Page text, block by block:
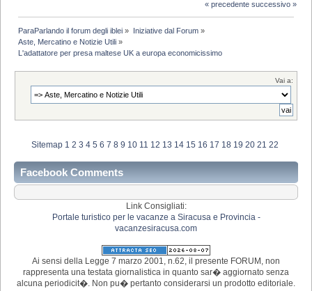
« precedente successivo »
ParaParlando il forum degli iblei » Iniziative dal Forum»
Aste, Mercatino e Notizie Utili »
L'adattatore per presa maltese UK a europa economicissimo
Vai a:
Sitemap 1 2 3 4 5 6 7 8 9 10 11 12 13 14 15 16 17 18 19 20 21 22
Facebook Comments
Link Consigliati:
Portale turistico per le vacanze a Siracusa e Provincia -
vacanzesiracusa.com
Ai sensi della Legge 7 marzo 2001, n.62, il presente FORUM, non
rappresenta una testata giornalistica in quanto sar� aggiornato senza
alcuna periodicit�. Non pu� pertanto considerarsi un prodotto editoriale.